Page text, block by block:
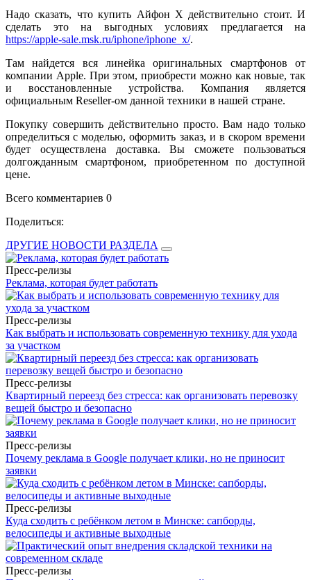
Надо сказать, что купить Айфон Х действительно стоит. И
сделать это на выгодных условиях предлагается на
https://apple-sale.msk.ru/iphone/iphone_x/.
Там найдется вся линейка оригинальных смартфонов от
компании Apple. При этом, приобрести можно как новые, так
и восстановленные устройства. Компания является
официальным Reseller-ом данной техники в нашей стране.
Покупку совершить действительно просто. Вам надо только
определиться с моделью, оформить заказ, и в скором времени
будет осуществлена доставка. Вы сможете пользоваться
долгожданным смартфоном, приобретенном по доступной
цене.
Всего комментариев 0
Поделиться:
ДРУГИЕ НОВОСТИ РАЗДЕЛА
Пресс-релизы
Реклама, которая будет работать
Пресс-релизы
Как выбрать и использовать современную технику для ухода
за участком
Пресс-релизы
Квартирный переезд без стресса: как организовать перевозку
вещей быстро и безопасно
Пресс-релизы
Почему реклама в Google получает клики, но не приносит
заявки
Пресс-релизы
Куда сходить с ребёнком летом в Минске: сапборды,
велосипеды и активные выходные
Пресс-релизы